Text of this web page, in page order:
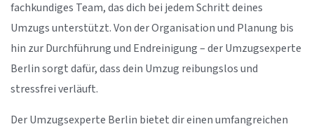
fachkundiges Team, das dich bei jedem Schritt deines
Umzugs unterstützt. Von der Organisation und Planung bis
hin zur Durchführung und Endreinigung – der Umzugsexperte
Berlin sorgt dafür, dass dein Umzug reibungslos und
stressfrei verläuft.
Der Umzugsexperte Berlin bietet dir einen umfangreichen